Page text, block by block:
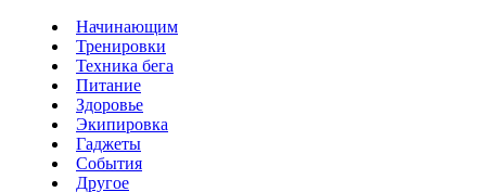
Начинающим
Тренировки
Техника бега
Питание
Здоровье
Экипировка
Гаджеты
События
Другое